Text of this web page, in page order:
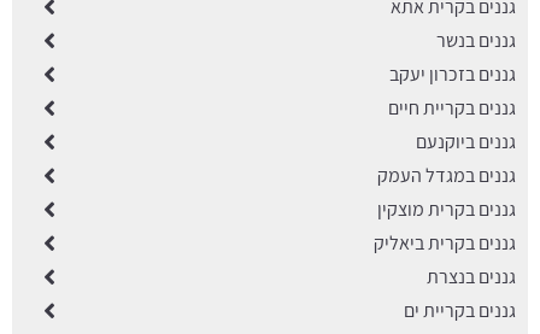
גננים בקרית אתא
גננים בנשר
גננים בזכרון יעקב
גננים בקריית חיים
גננים ביוקנעם
גננים במגדל העמק
גננים בקרית מוצקין
גננים בקרית ביאליק
גננים בנצרת
גננים בקריית ים